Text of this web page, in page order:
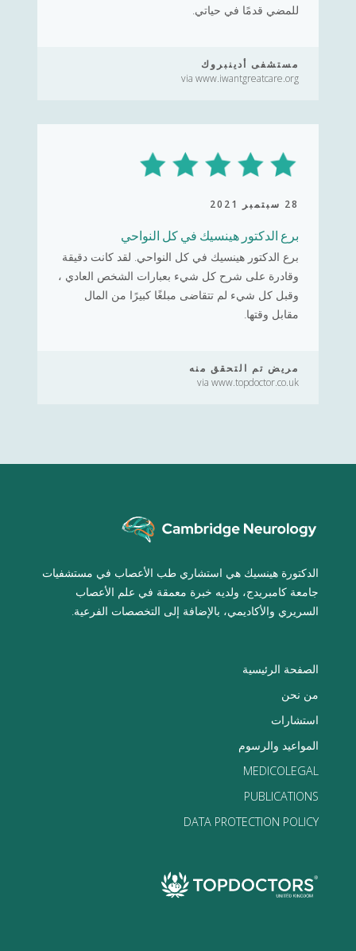
للمضي قدمًا في حياتي.
مستشفى أدينبروك
via www.iwantgreatcare.org
28 سبتمبر 2021
برع الدكتور هينسيك في كل النواحي
برع الدكتور هينسيك في كل النواحي. لقد كانت دقيقة
وقادرة على شرح كل شيء بعبارات الشخص العادي ،
وقبل كل شيء لم تتقاضى مبلغًا كبيرًا من المال
مقابل وقتها.
مريض تم التحقق منه
via www.topdoctor.co.uk
الدكتورة هينسيك هي استشاري طب الأعصاب في مستشفيات
جامعة كامبريدج، ولديه خبرة معمقة في علم الأعصاب
السريري والأكاديمي، بالإضافة إلى التخصصات الفرعية.
الصفحة الرئيسية
من نحن
استشارات
المواعيد والرسوم
MEDICOLEGAL
PUBLICATIONS
DATA PROTECTION POLICY